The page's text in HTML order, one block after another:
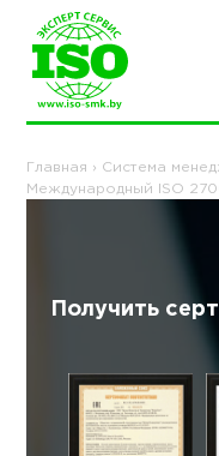
Главная › Система
Международный ISO
Получить